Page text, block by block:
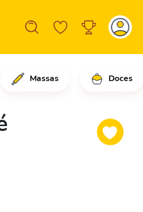
Massas Doces
colocando